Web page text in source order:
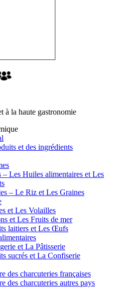
à la haute gastronomie
et des ingrédients
– Les Huiles alimentaires et Les
– Le Riz et Les Graines
et Les Volailles
et Les Fruits de mer
laitiers et Les Œufs
et La Pâtisserie
sucrés et La Confiserie
des charcuteries françaises
des charcuteries autres pays